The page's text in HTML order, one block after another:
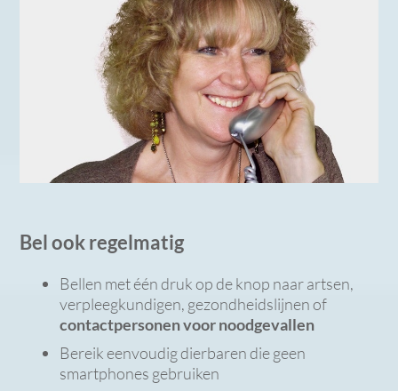
Bel ook regelmatig
Bellen met één druk op de knop naar artsen,
verpleegkundigen, gezondheidslijnen of
contactpersonen voor noodgevallen
Bereik eenvoudig dierbaren die geen
smartphones gebruiken